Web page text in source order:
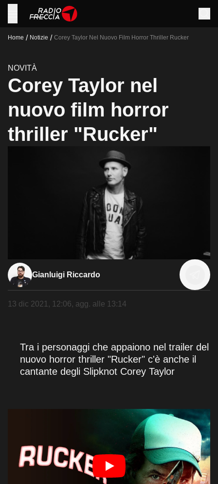
Home / Notizie / Corey Taylor Nel Nuovo Film Horror Thriller Rucker
NOVITÀ
Corey Taylor nel
nuovo film horror
thriller "Rucker"
Gianluigi Riccardo
13 dic 2021, 12:06, agg. alle 13:14
Tra i personaggi che appaiono nel trailer del
nuovo horror thriller "Rucker" c'è anche il
cantante degli Slipknot Corey Taylor